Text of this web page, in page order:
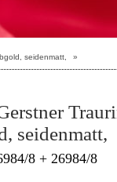
seidenmatt, »
seidenmatt,
8 + 26984/8